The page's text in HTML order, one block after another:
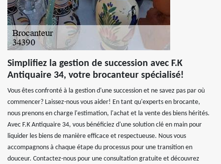
Simplifiez la gestion de succession avec F.K
Antiquaire 34, votre brocanteur spécialisé!
Vous êtes confronté à la gestion d'une succession et ne savez pas par où
commencer? Laissez-nous vous aider! En tant qu'experts en brocante,
nous prenons en charge l'estimation, l'achat et la vente des biens hérités.
Avec F.K Antiquaire 34, vous bénéficiez d'une solution clé en main pour
liquider les biens de manière efficace et respectueuse. Nous vous
accompagnons à chaque étape du processus pour une transition en
douceur. Contactez-nous pour une consultation gratuite et découvrez